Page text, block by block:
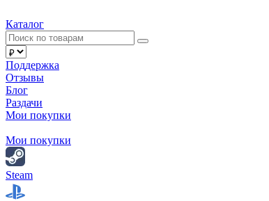
Каталог
Поддержка
Отзывы
Блог
Раздачи
Мои покупки
Мои покупки
Steam